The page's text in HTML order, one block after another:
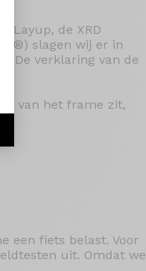
Layup, de XRD
®) slagen wij er in
De verklaring van de
van het frame zit,
een fiets belast. Voor
uit. Omdat we